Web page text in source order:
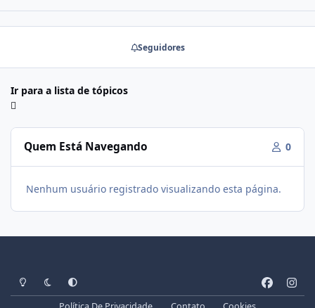
Seguidores
Ir para a lista de tópicos
Quem Está Navegando 0
Nenhum usuário registrado visualizando esta página.
Modo ClaroModo EscuroPreferência do Sistema
a
n